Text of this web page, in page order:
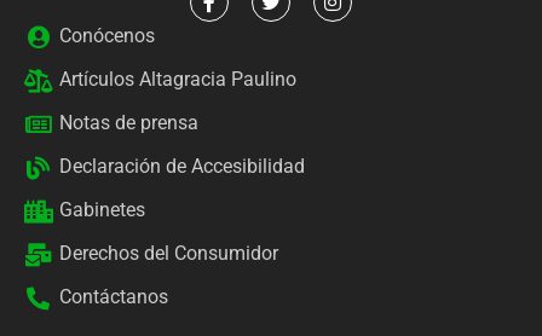
Conócenos
Artículos Altagracia Paulino
Notas de prensa
Declaración de Accesibilidad
Gabinetes
Derechos del Consumidor
Contáctanos